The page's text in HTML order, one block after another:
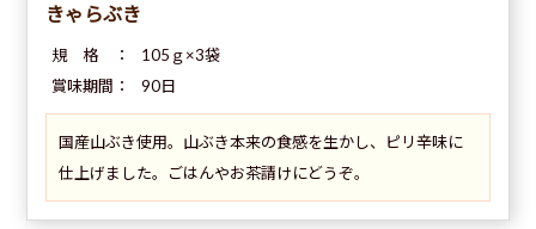
きゃらぶき
規 格 ：
105ｇ×3袋
賞味期間：
90日
国産山ぶき使用。山ぶき本来の食感を生かし、ピリ辛味に
仕上げました。ごはんやお茶請けにどうぞ。